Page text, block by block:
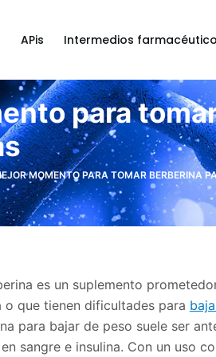
APis Intermedios
para
MOMENTO PARA TOMAR BERBERINA
es un suplemento
o que tienen dificultades para
para bajar de peso suele ser
sangre e insulina. Con un uso